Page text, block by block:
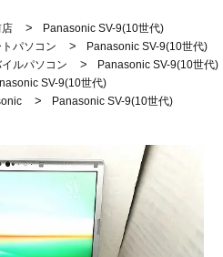
>
Panasonic SV-9(10世代)
トパソコン >
Panasonic SV-9(10世代)
イルパソコン >
Panasonic SV-9(10世代)
SV-9(10世代)
> Panasonic SV-9(10世代)